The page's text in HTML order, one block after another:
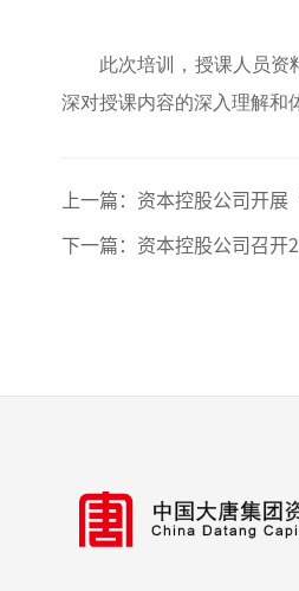
此次培训，授课人员资
深对授课内容的深入理解和
上一篇： 资本控股公司开
下一篇： 资本控股公司召开